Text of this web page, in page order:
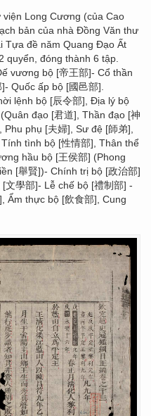
viện Long Cương (của Cao
bản của nhà Đồng Văn thư
Tựa đề năm Quang Đạo Ất
quyển, đóng thành 6 tập.
vương bộ [帝王部]- Cổ thần
Quốc ấp bộ [國邑部].
lệnh bộ [辰令部], Địa lý bộ
đạo [君道], Thần đạo [神
phụ [夫婦], Sư đệ [師弟],
tình bộ [性情部], Thân thể
hầu bộ [王侯部] (Phong
[舉賢])- Chính trị bộ [政治部]
學部]- Lễ chế bộ [禮制部] -
Ẩm thực bộ [飲食部], Cung